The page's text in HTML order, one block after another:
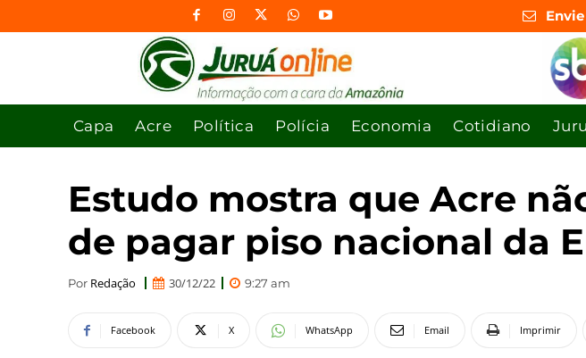
Capa Acre Política Polícia Economia Cotidiano
Estudo mostra que Acre
de pagar piso nacional da
Por Redação 30/12/22 9:27 am
Facebook X WhatsApp Email Imprimir